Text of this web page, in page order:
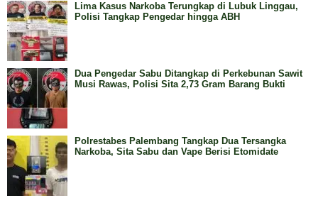
Lima Kasus Narkoba Terungkap di Lubuk Linggau,
Polisi Tangkap Pengedar hingga ABH
Dua Pengedar Sabu Ditangkap di Perkebunan Sawit
Musi Rawas, Polisi Sita 2,73 Gram Barang Bukti
Polrestabes Palembang Tangkap Dua Tersangka
Narkoba, Sita Sabu dan Vape Berisi Etomidate